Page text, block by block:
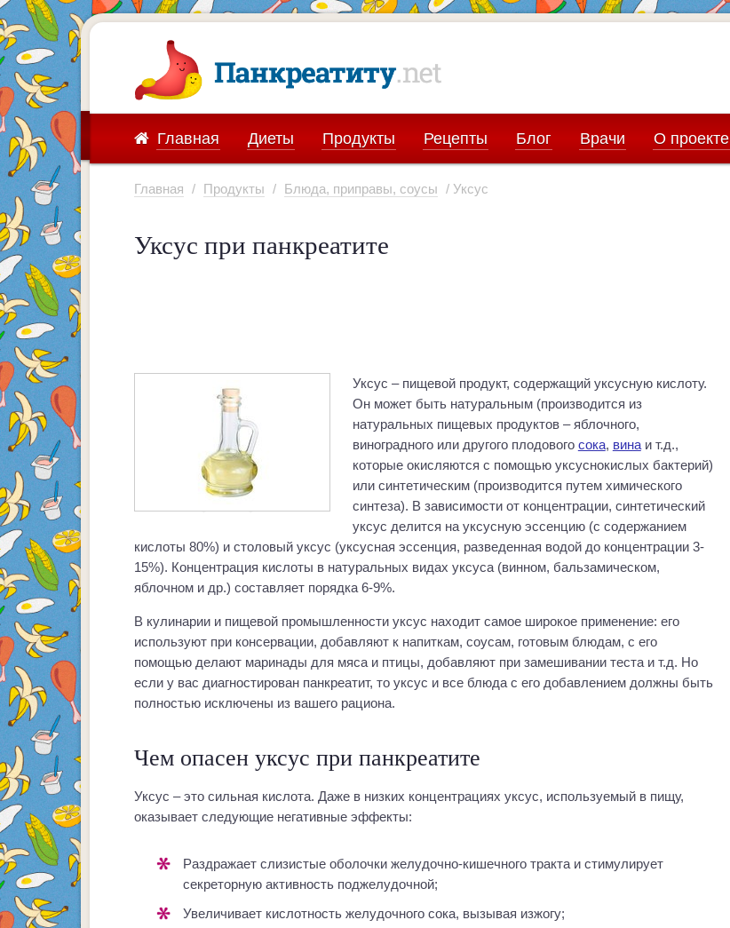
Главная Диеты Продукты Рецепты Блог Врачи О проекте
Главная / Продукты / Блюда, приправы, соусы / Уксус
Уксус при панкреатите
Уксус – пищевой продукт, содержащий уксусную кислоту.
Он может быть натуральным (производится из
натуральных пищевых продуктов – яблочного,
виноградного или другого плодового сока, винаи т.д.,
которые окисляются с помощью уксуснокислых бактерий)
или синтетическим (производится путем химического
синтеза). В зависимости от концентрации, синтетический
уксус делится на уксусную эссенцию (с содержанием
кислоты 80%) и столовый уксус (уксусная эссенция, разведенная водой до концентрации 3-
15%). Концентрация кислоты в натуральных видах уксуса (винном, бальзамическом,
яблочном и др.) составляет порядка 6-9%.
В кулинарии и пищевой промышленности уксус находит самое широкое применение: его
используют при консервации, добавляют к напиткам, соусам, готовым блюдам, с его
помощью делают маринады для мяса и птицы, добавляют при замешивании теста и т.д. Но
если у вас диагностирован панкреатит, то уксус и все блюда с его добавлением должны быть
полностью исключены из вашего рациона.
Чем опасен уксус при панкреатите
Уксус – это сильная кислота. Даже в низких концентрациях уксус, используемый в пищу,
оказывает следующие негативные эффекты:
раздражает слизистые оболочки желудочно-кишечного тракта и стимулирует
секреторную активность поджелудочной;
увеличивает кислотность желудочного сока, вызывая изжогу;